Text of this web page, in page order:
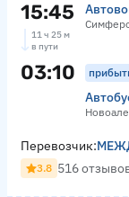
15:45
11 ч 25 м
в пути
03:10
Перевозчик:
3.8 516